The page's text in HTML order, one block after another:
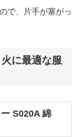
で、片手が塞がっ
に最適な服
S020A 綿